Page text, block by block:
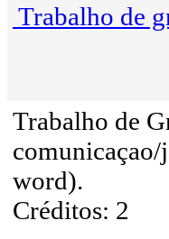
Trabalho de
Trabalho de
word).
Créditos: 2